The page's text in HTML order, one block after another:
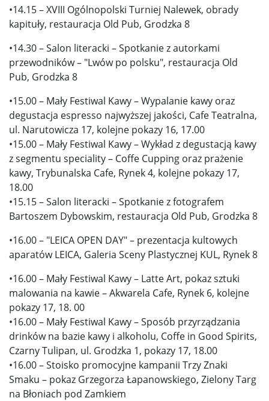
•14.15 – XVIII Ogólnopolski Turniej Nalewek, obrady
kapituły, restauracja Old Pub, Grodzka 8
•14.30 – Salon literacki – Spotkanie z autorkami
przewodników – "Lwów po polsku", restauracja Old
Pub, Grodzka 8
•15.00 – Mały Festiwal Kawy – Wypalanie kawy oraz
degustacja espresso najwyższej jakości, Cafe Teatralna,
ul. Narutowicza 17, kolejne pokazy 16, 17.00
•15.00 – Mały Festiwal Kawy – Wykład z degustacją kawy
z segmentu speciality – Coffe Cupping oraz prażenie
kawy, Trybunalska Cafe, Rynek 4, kolejne pokazy 17,
18.00
•15.15 – Salon literacki – Spotkanie z fotografem
Bartoszem Dybowskim, restauracja Old Pub, Grodzka 8
•16.00 – "LEICA OPEN DAY" – prezentacja kultowych
aparatów LEICA, Galeria Sceny Plastycznej KUL, Rynek 8
•16.00 – Mały Festiwal Kawy – Latte Art, pokaz sztuki
malowania na kawie – Akwarela Cafe, Rynek 6, kolejne
pokazy 17, 18. 00
•16.00 – Mały Festiwal Kawy – Sposób przyrządzania
drinków na bazie kawy i alkoholu, Coffe in Good Spirits,
Czarny Tulipan, ul. Grodzka 1, pokazy 17, 18.00
•16.00 – Stoisko promocyjne kampanii Trzy Znaki
Smaku – pokaz Grzegorza Łapanowskiego, Zielony Targ
na Błoniach pod Zamkiem